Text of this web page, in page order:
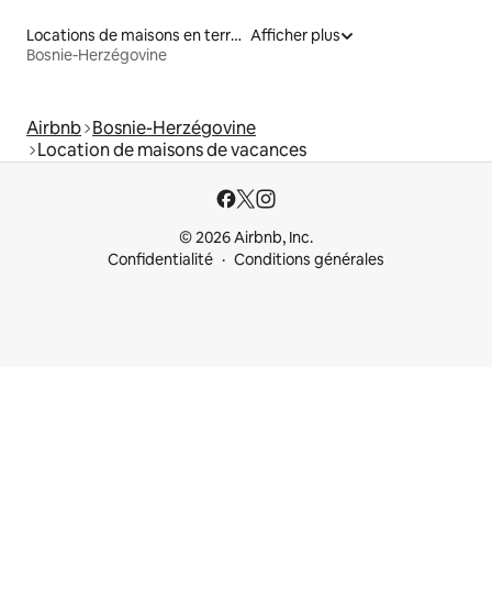
Locations de maisons en terre
Bosnie-Herzégovine
Afficher plus
Airbnb Bosnie-Herzégovine
Location de maisons de vacances
© 2026 Airbnb, Inc.
Confidentialité
Conditions générales